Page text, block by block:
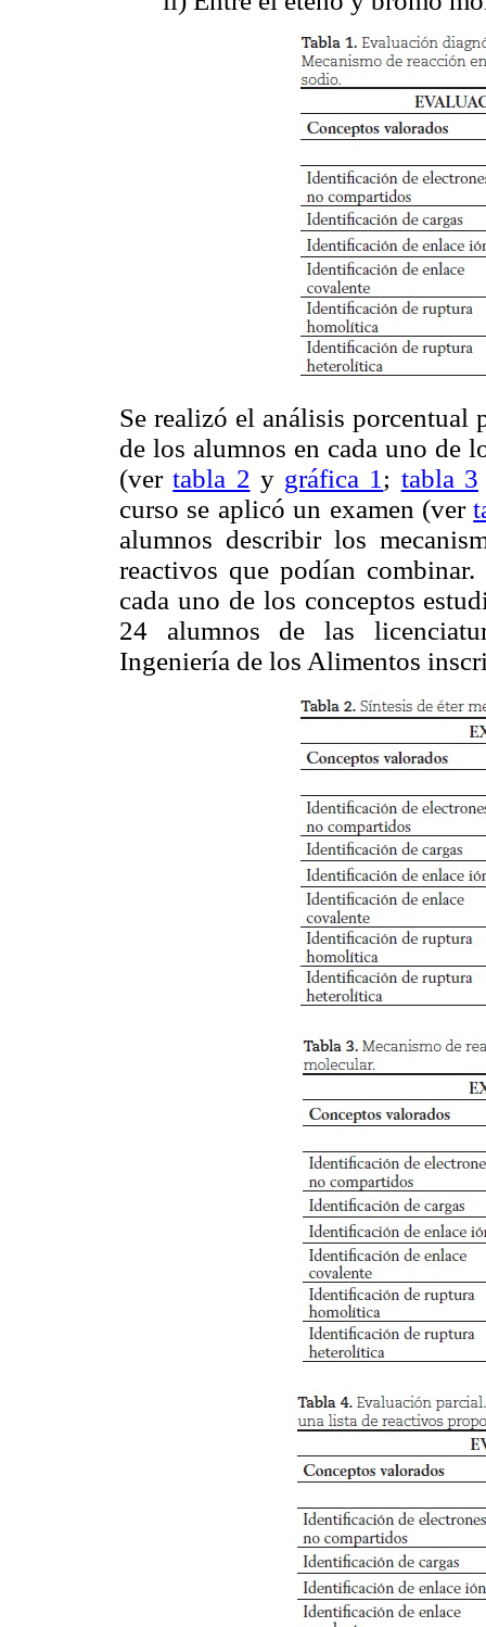
Se realizó el análisis porcentual
de los alumnos en cada uno de
(vertabla 2 y gráfica 1 ; tabla 3
curso se aplicó un examen (ver
alumnos describir los
reactivos que podían
cada uno de los conceptos
24 alumnos de las
Ingeniería de los Alimentos